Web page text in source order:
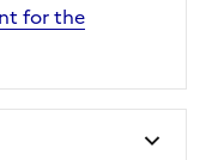
for the